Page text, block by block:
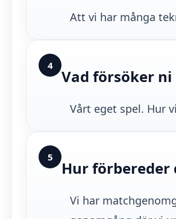
Att vi har många
4
Vad försöker
Vårt eget spel. Hur
5
Hur förbereder
Vi har